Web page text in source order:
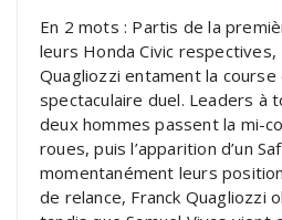
En 2 mots : Partis de la
leurs Honda Civic respectives,
Quagliozzi entament la course
spectaculaire duel. Leaders à
deux hommes passent la mi-
roues, puis l’apparition d’un
momentanément leurs
de relance, Franck Quagliozzi